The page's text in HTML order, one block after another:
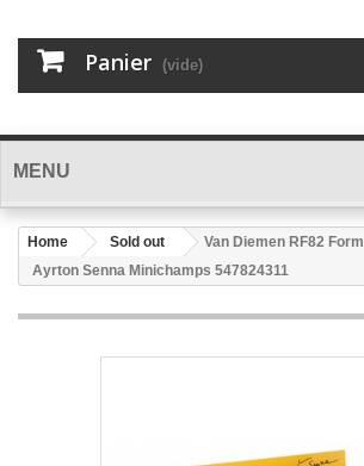
Panier (vide)
MENU
Home Sold out
Van Diemen RF82
Ayrton Senna Minichamps 547824311